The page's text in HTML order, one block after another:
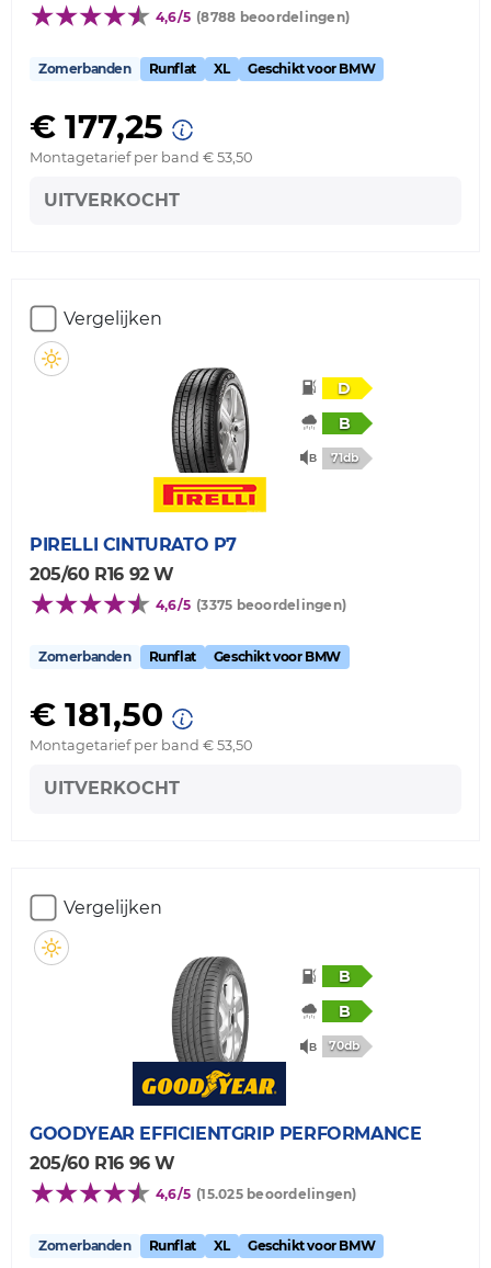
4,6/5 (8788 beoordelingen)
Zomerbanden Runflat XL Geschikt voor BMW
€ 177,25
Montagetarief per band € 53,50
UITVERKOCHT
Vergelijken
D
B
71db
PIRELLI CINTURATO P7
205/60 R16 92 W
4,6/5 (3375 beoordelingen)
Zomerbanden Runflat Geschikt voor BMW
€ 181,50
Montagetarief per band € 53,50
UITVERKOCHT
Vergelijken
B
B
70db
GOODYEAR EFFICIENTGRIP PERFORMANCE
205/60 R16 96 W
4,6/5 (15.025 beoordelingen)
Zomerbanden Runflat XL Geschikt voor BMW